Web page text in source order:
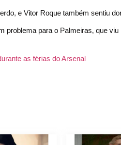
e Vitor Roque também sentiu
problema para o Palmeiras, que
as férias do Arsenal